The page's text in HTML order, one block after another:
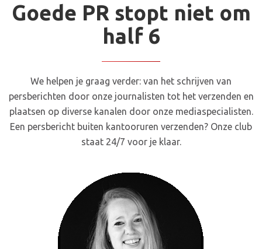
Goede PR stopt niet om
half 6
We helpen je graag verder: van het schrijven van
persberichten door onze journalisten tot het verzenden en
plaatsen op diverse kanalen door onze mediaspecialisten.
Een persbericht buiten kantooruren verzenden? Onze club
staat 24/7 voor je klaar.